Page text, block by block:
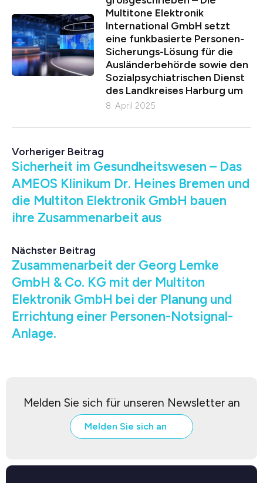
Multitone Elektronik
International GmbH setzt
eine funkbasierte Personen-
Sicherungs-Lösung für die
Ausländerbehörde sowie den
Sozialpsychiatrischen Dienst
des Landkreises Harburg um
8. April 2025
Vorheriger Beitrag
Sicherheit im Gesundheitswesen – Das
AMEOS Klinikum Dr. Heines Bremen und
die Multiton Elektronik GmbH bauen
ihre Zusammenarbeit aus
Nächster Beitrag
Zusammenarbeit der Georg Lemke
GmbH & Co. KG mit der Multiton
Elektronik GmbH bei der Planung und
Errichtung einer Personen-Notsignal-
Anlage.
Melden Sie sich für unseren Newsletter an
Melden Sie sich an